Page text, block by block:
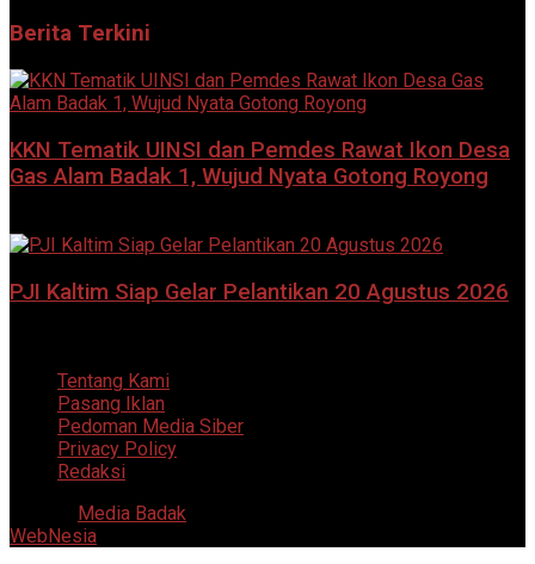
Berita Terkini
KKN Tematik UINSI dan Pemdes Rawat Ikon Desa
Gas Alam Badak 1, Wujud Nyata Gotong Royong
PJI Kaltim Siap Gelar Pelantikan 20 Agustus 2026
Tentang Kami
Pasang Iklan
Pedoman Media Siber
Privacy Policy
Redaksi
Media Badak
WebNesia